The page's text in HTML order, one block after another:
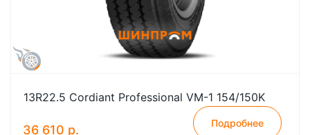
13R22.5 Cordiant Professional VM-1 154/150K
36 610 р. Подробнее